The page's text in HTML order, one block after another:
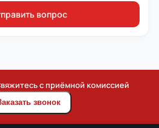
вопрос
с приёмной комиссией
звонок